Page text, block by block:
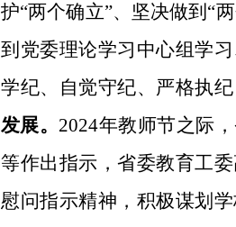
护“两个确立”、坚决做到“
到党委理论学习中心组学
学纪、自觉守纪、严格执
发展。 2024年教师节之际
等作出指示，省委教育工
慰问指示精神，积极谋划